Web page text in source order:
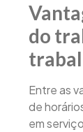
do
Entre as
de
em